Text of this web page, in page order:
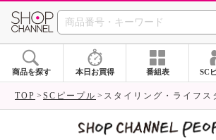
SHOP
商品を探す 本日お買得 番組表 SC
TOP SCピープル スタイリング・ライフス